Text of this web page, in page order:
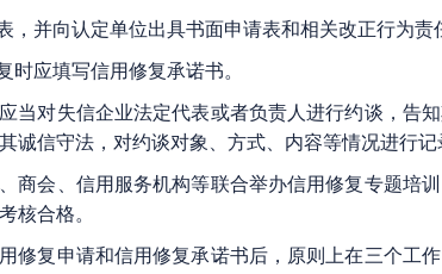
并向认定单位出具书面申请表和相关改正行为责
时应填写信用修复承诺书。
当对失信企业法定代表或者负责人进行约谈，告
信守法，对约谈对象、方式、内容等情况进行记
商会、信用服务机构等联合举办信用修复专题培
核合格。
修复申请和信用修复承诺书后，原则上在三个工